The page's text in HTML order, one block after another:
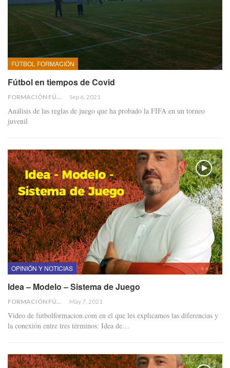
FÚTBOL FORMACIÓN
Fútbol en tiempos de Covid
FORMACIÓN FÚTBOL Sep 6, 2021
Análisis de las reglas de juego que ha probado la FIFA en un torneo
juvenil
OPINIÓN Y NOTICIAS
Idea – Modelo – Sistema de Juego
FORMACIÓN FÚTBOL May 7, 2021
Video de futbolformacion.com en el que les explicamos las diferencias y
la conexión entre tres términos: Idea de…